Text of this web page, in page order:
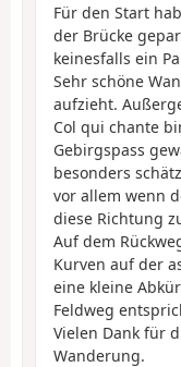
Für den Start
der Brücke
keinesfalls ein
Sehr schöne
aufzieht.
Col qui chante
Gebirgspass
besonders
vor allem wenn
diese Richtung
Auf dem
Kurven auf der
eine kleine
Feldweg
Vielen Dank für
Wanderung.